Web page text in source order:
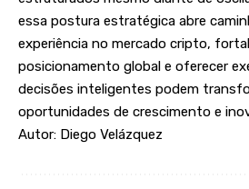
essa postura estratégica abre
experiência no mercado cripto,
posicionamento global e oferecer
decisões inteligentes podem
oportunidades de crescimento e
Autor: Diego Velázquez